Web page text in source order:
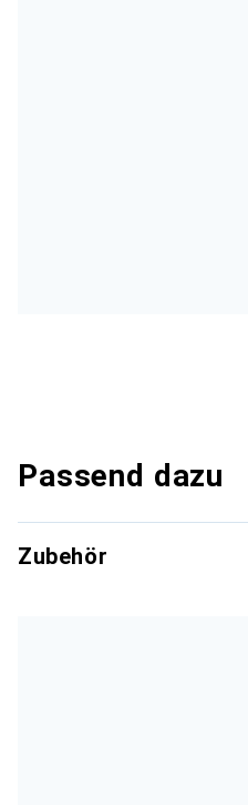
Passend dazu
Zubehör